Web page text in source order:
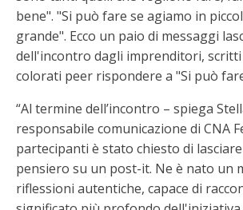
bene". "Si può fare se agiamo in
grande". Ecco un paio di messaggi
dell'incontro dagli imprenditori,
colorati peer rispondere a "Si può
“Al termine dell’incontro – spiega
responsabile comunicazione di CNA
partecipanti è stato chiesto di
pensiero su un post-it. Ne è nato un
riflessioni autentiche, capace di